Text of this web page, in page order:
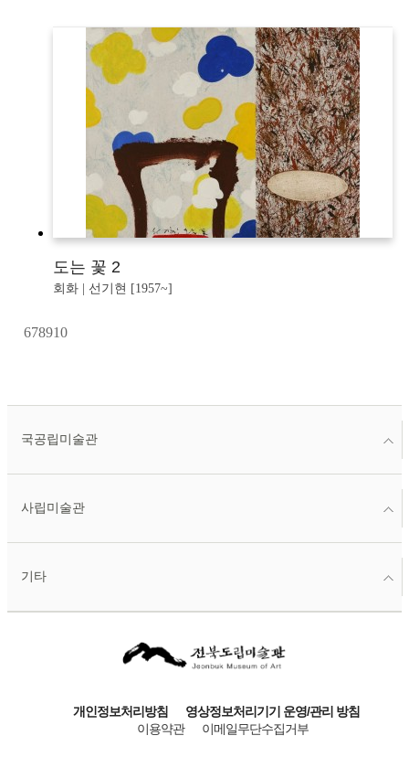
도는 꽃 2
회화 | 선기현 [1957~]
678910
국공립미술관
사립미술관
기타
개인정보처리방침
영상정보처리기기 운영/관리 방침
이용약관
이메일무단수집거부